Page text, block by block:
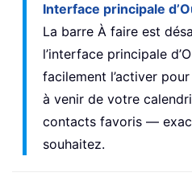
Interface principale
La barre À faire est
l’interface principale
facilement l’activer
à venir de votre
contacts favoris —
souhaitez.